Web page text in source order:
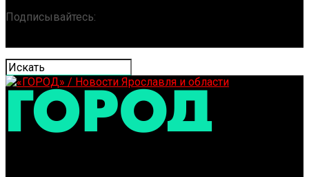
Подписывайтесь: